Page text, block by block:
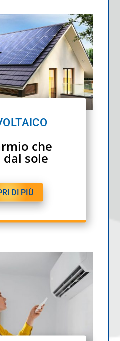
che
dal sole
DI PIÙ